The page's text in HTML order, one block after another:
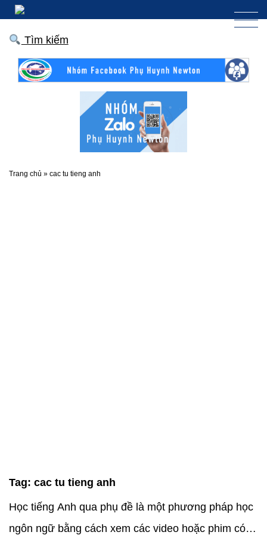
Tìm kiếm
Trang chủ » cac tu tieng anh
Tag: cac tu tieng anh
Học tiếng Anh qua phụ đề là một phương pháp học
ngôn ngữ bằng cách xem các video hoặc phim có